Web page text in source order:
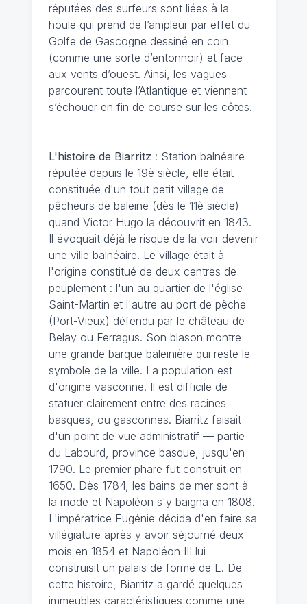
réputées des surfeurs sont liées à la
houle qui prend de l’ampleur par effet du
Golfe de Gascogne dessiné en coin
(comme une sorte d’entonnoir) et face
aux vents d’ouest. Ainsi, les vagues
parcourent toute l’Atlantique et viennent
s’échouer en fin de course sur les côtes.
L'histoire de Biarritz : Station balnéaire
réputée depuis le 19è siècle, elle était
constituée d'un tout petit village de
pêcheurs de baleine (dès le 11è siècle)
quand Victor Hugo la découvrit en 1843.
Il évoquait déjà le risque de la voir devenir
une ville balnéaire. Le village était à
l'origine constitué de deux centres de
peuplement : l'un au quartier de l'église
Saint-Martin et l'autre au port de pêche
(Port-Vieux) défendu par le château de
Belay ou Ferragus. Son blason montre
une grande barque baleinière qui reste le
symbole de la ville. La population est
d'origine vasconne. Il est difficile de
statuer clairement entre des racines
basques, ou gasconnes. Biarritz faisait —
d'un point de vue administratif — partie
du Labourd, province basque, jusqu'en
1790. Le premier phare fut construit en
1650. Dès 1784, les bains de mer sont à
la mode et Napoléon s'y baigna en 1808.
L'impératrice Eugénie décida d'en faire sa
villégiature après y avoir séjourné deux
mois en 1854 et Napoléon III lui
construisit un palais de forme de E. De
cette histoire, Biarritz a gardé quelques
immeubles caractéristiques comme une